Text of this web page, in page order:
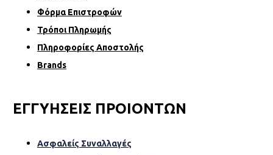
Φόρµα Επιστροφών
Τρόποι Πληρωμής
Πληροφορίες Αποστολής
Brands
ΕΓΓΥΗΣΕΙΣ ΠΡΟΙΟΝΤΩΝ
Ασφαλείς Συναλλαγές